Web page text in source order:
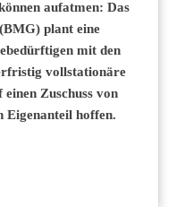
aufatmen: Das
plant eine
mit den
vollstationäre
Zuschuss von
Eigenanteil hoffen.